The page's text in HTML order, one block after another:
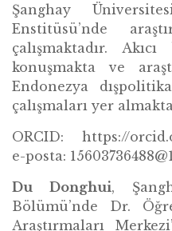
Şanghay
Enstitüsü’nde
çalışmaktadır.
konuşmakta ve
Endonezya
çalışmaları yer
ORCID: https://
e-posta:
Du Donghui,
Bölümü’nde Dr.
Araştırmaları